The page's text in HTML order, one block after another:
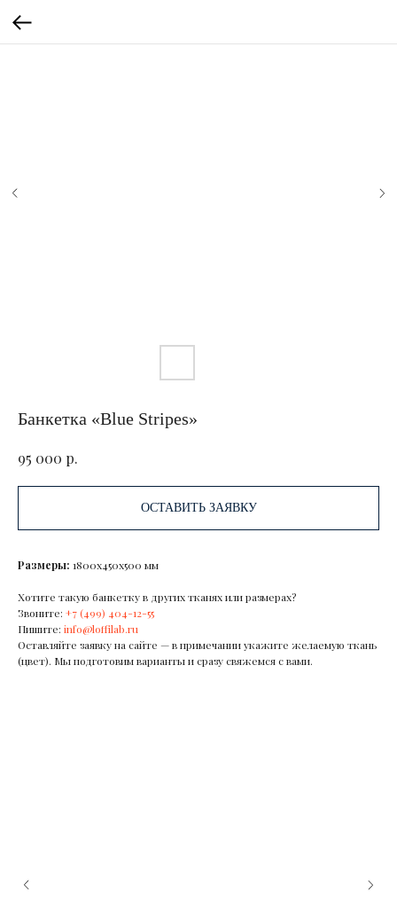
Банкетка «Blue Stripes»
95 000 р.
ОСТАВИТЬ ЗАЯВКУ
Размеры: 1800х450х500 мм
Хотите такую банкетку в других тканях или размерах?
Звоните: +7 (499) 404-12-55
Пишите: info@loffilab.ru
Оставляйте заявку на сайте — в примечании укажите желаемую ткань
(цвет). Мы подготовим варианты и сразу свяжемся с вами.